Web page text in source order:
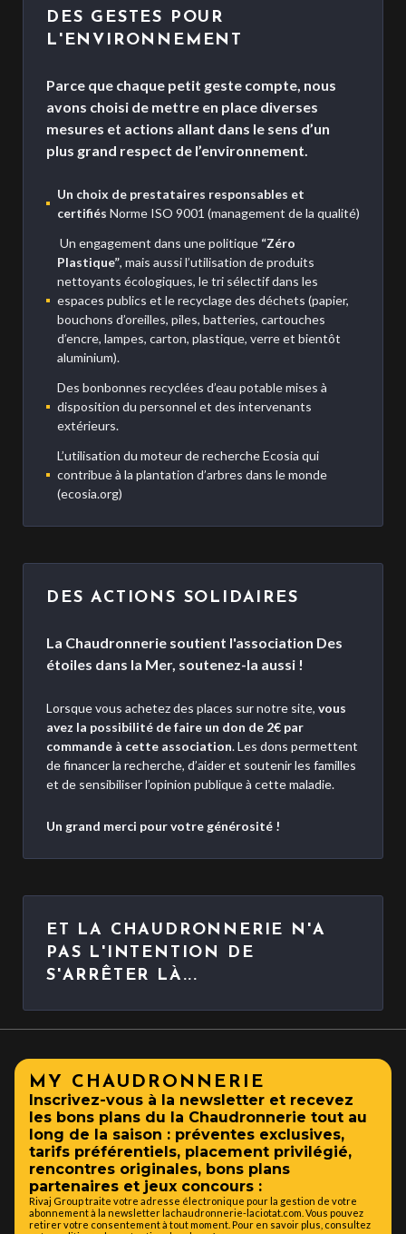
DES GESTES POUR
L'ENVIRONNEMENT
Parce que chaque petit geste compte, nous
avons choisi de mettre en place diverses
mesures et actions allant dans le sens d’un
plus grand respect de l’environnement.
Un choix de prestataires responsables et
certifiés Norme ISO 9001 (management de la qualité)
Un engagement dans une politique “Zéro
Plastique”, mais aussi l’utilisation de produits
nettoyants écologiques, le tri sélectif dans les
espaces publics et le recyclage des déchets (papier,
bouchons d’oreilles, piles, batteries, cartouches
d’encre, lampes, carton, plastique, verre et bientôt
aluminium).
Des bonbonnes recyclées d’eau potable mises à
disposition du personnel et des intervenants
extérieurs.
L’utilisation du moteur de recherche Ecosia qui
contribue à la plantation d’arbres dans le monde
(ecosia.org)
DES ACTIONS SOLIDAIRES
La Chaudronnerie soutient l'association Des
étoiles dans la Mer, soutenez-la aussi !
Lorsque vous achetez des places sur notre site, vous
avez la possibilité de faire un don de 2€ par
commande à cette association. Les dons permettent
de financer la recherche, d’aider et soutenir les familles
et de sensibiliser l’opinion publique à cette maladie.
Un grand merci pour votre générosité !
ET LA CHAUDRONNERIE N'A
PAS L'INTENTION DE
S'ARRÊTER LÀ...
MY CHAUDRONNERIE
Inscrivez-vous à la newsletter et recevez
les bons plans du la Chaudronnerie tout au
long de la saison : préventes exclusives,
tarifs préférentiels, placement privilégié,
rencontres originales, bons plans
partenaires et jeux concours :
Rivaj Group traite votre adresse électronique pour la gestion de votre
abonnement à la newsletter lachaudronnerie-laciotat.com. Vous pouvez
retirer votre consentement à tout moment. Pour en savoir plus, consultez